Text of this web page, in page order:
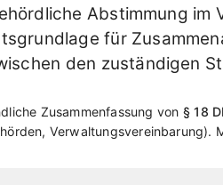
Abstimmung im
für
den zuständigen
Zusammenfassung von § 18
Verwaltungsvereinbarung .